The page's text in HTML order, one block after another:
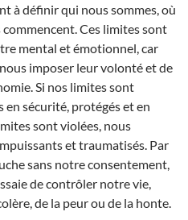
à définir qui nous sommes, où
Ces limites sont
mental et émotionnel, car
imposer leur volonté et de
Si nos limites sont
en sécurité, protégés et en
sont violées, nous
et traumatisés. Par
sans notre consentement,
de contrôler notre vie,
de la peur ou de la honte.